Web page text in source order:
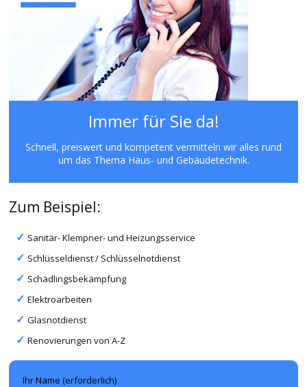
Immer für Sie da!
Schnell, preiswert und kompetent vermitteln wir alles rund
um das Thema Haus- und Gebäudetechnik.
Zum Beispiel:
Sanitär- Klempner- und Heizungsservice
Schlüsseldienst / Schlüsselnotdienst
Schädlingsbekämpfung
Elektroarbeiten
Glasnotdienst
Renovierungen von A-Z
Ihr Name (erforderlich)